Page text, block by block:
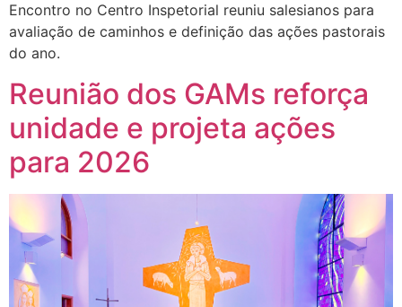
Encontro no Centro Inspetorial reuniu salesianos para
avaliação de caminhos e definição das ações pastorais
do ano.
Reunião dos GAMs reforça
unidade e projeta ações
para 2026